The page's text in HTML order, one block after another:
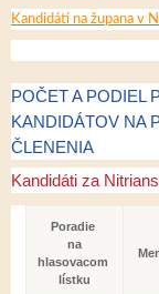
Kandidáti na župana v
POČET A PODIEL
KANDIDÁTOV NA
ČLENENIA
Kandidáti za
Poradie
na
hlasovacom
lístku